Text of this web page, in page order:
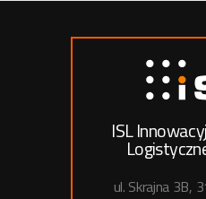
ISL
ul. Skrajna 3B,